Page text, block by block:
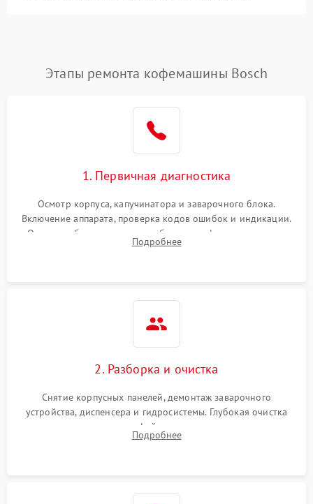
Этапы ремонта кофемашины Bosch
1. Первичная диагностика
Осмотр корпуса, капучинатора и заварочного блока.
Включение аппарата, проверка кодов ошибок и индикации.
Оценка работы помпы, термоблока и кофемолки на слух.
Измерение температуры и давления воды для выявления
Подробнее
2. Разборка и очистка
Снятие корпусных панелей, демонтаж заварочного
устройства, диспенсера и гидросистемы. Глубокая очистка
внутренних узлов от кофейных масел, жмыха и накипи.
Промывка дренажных каналов и фильтров с использованием
Подробнее